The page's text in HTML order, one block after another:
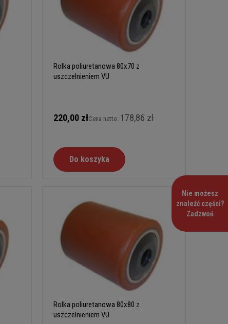
Rolka poliuretanowa 80x70 z
uszczelnieniem VU
220,00 złCena netto: 178,86 zł
Do koszyka
Rolka poliuretanowa 80x80 z
uszczelnieniem VU
Nie możesz
znaleźć części?
Zadzwoń